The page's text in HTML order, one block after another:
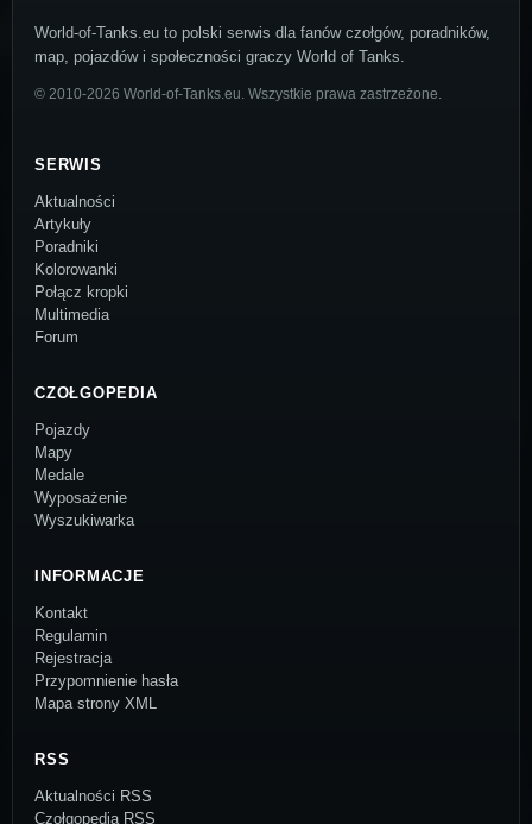
World-of-Tanks.eu to polski serwis dla fanów czołgów, poradników,
map, pojazdów i społeczności graczy World of Tanks.
© 2010-2026 World-of-Tanks.eu. Wszystkie prawa zastrzeżone.
SERWIS
Aktualności
Artykuły
Poradniki
Kolorowanki
Połącz kropki
Multimedia
Forum
CZOŁGOPEDIA
Pojazdy
Mapy
Medale
Wyposażenie
Wyszukiwarka
INFORMACJE
Kontakt
Regulamin
Rejestracja
Przypomnienie hasła
Mapa strony XML
RSS
Aktualności RSS
Czołgopedia RSS